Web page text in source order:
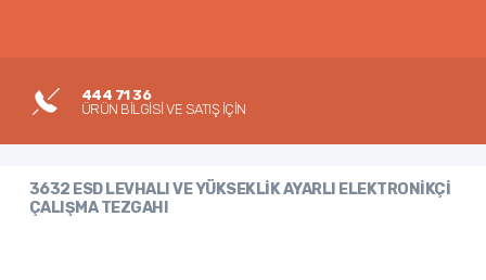
444 71 36
ÜRÜN BİLGİSİ VE SATIŞ İÇİN
3632 ESD LEVHALI VE YÜKSEKLİK AYARLI ELEKTRONİKÇİ
ÇALIŞMA TEZGAHI